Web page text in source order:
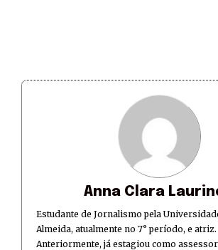
Anna Clara
Estudante de Jornalismo pela
Almeida, atualmente no 7° período, e atriz.
Anteriormente, já estagiou como